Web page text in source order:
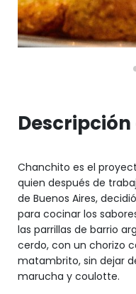
Chanchito es el
quien después de
de Buenos Aires,
para cocinar los
las parrillas de barrio
cerdo, con un chorizo
matambrito, sin dejar
marucha y coulotte.